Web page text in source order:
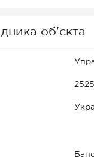
об'єкта